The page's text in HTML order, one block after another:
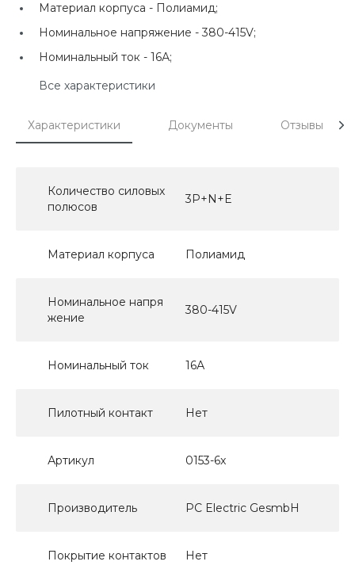
Материал корпуса - Полиамид;
Номинальное напряжение - 380-415V;
Номинальный ток - 16А;
Все характеристики
Характеристики Документы Отзывы
Количество силовых
полюсов
3P+N+E
Материал корпуса Полиамид
Номинальное напря
жение
380-415V
Номинальный ток 16А
Пилотный контакт Нет
Артикул 0153-6x
Производитель PC Electric GesmbH
Покрытие контактов Нет